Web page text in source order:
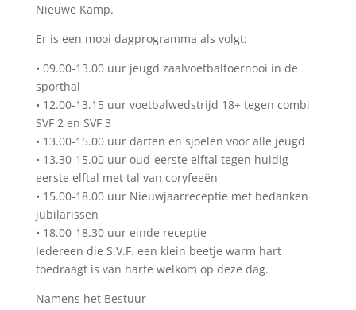
Nieuwe Kamp.
Er is een mooi dagprogramma als volgt:
• 09.00-13.00 uur jeugd zaalvoetbaltoernooi in de
sporthal
• 12.00-13.15 uur voetbalwedstrijd 18+ tegen combi
SVF 2 en SVF 3
• 13.00-15.00 uur darten en sjoelen voor alle jeugd
• 13.30-15.00 uur oud-eerste elftal tegen huidig
eerste elftal met tal van coryfeeën
• 15.00-18.00 uur Nieuwjaarreceptie met bedanken
jubilarissen
• 18.00-18.30 uur einde receptie
Iedereen die S.V.F. een klein beetje warm hart
toedraagt is van harte welkom op deze dag.
Namens het Bestuur